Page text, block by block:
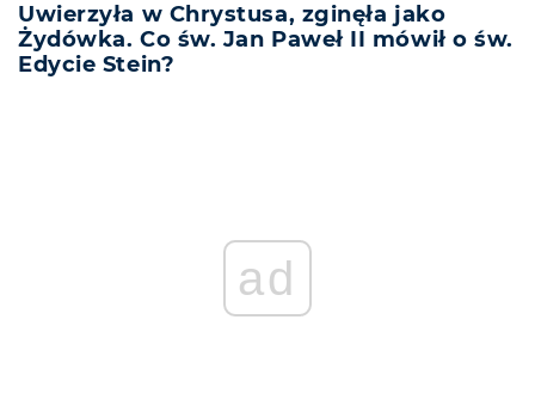
Uwierzyła w Chrystusa, zginęła jako
Żydówka. Co św. Jan Paweł II mówił o św.
Edycie Stein?
ad